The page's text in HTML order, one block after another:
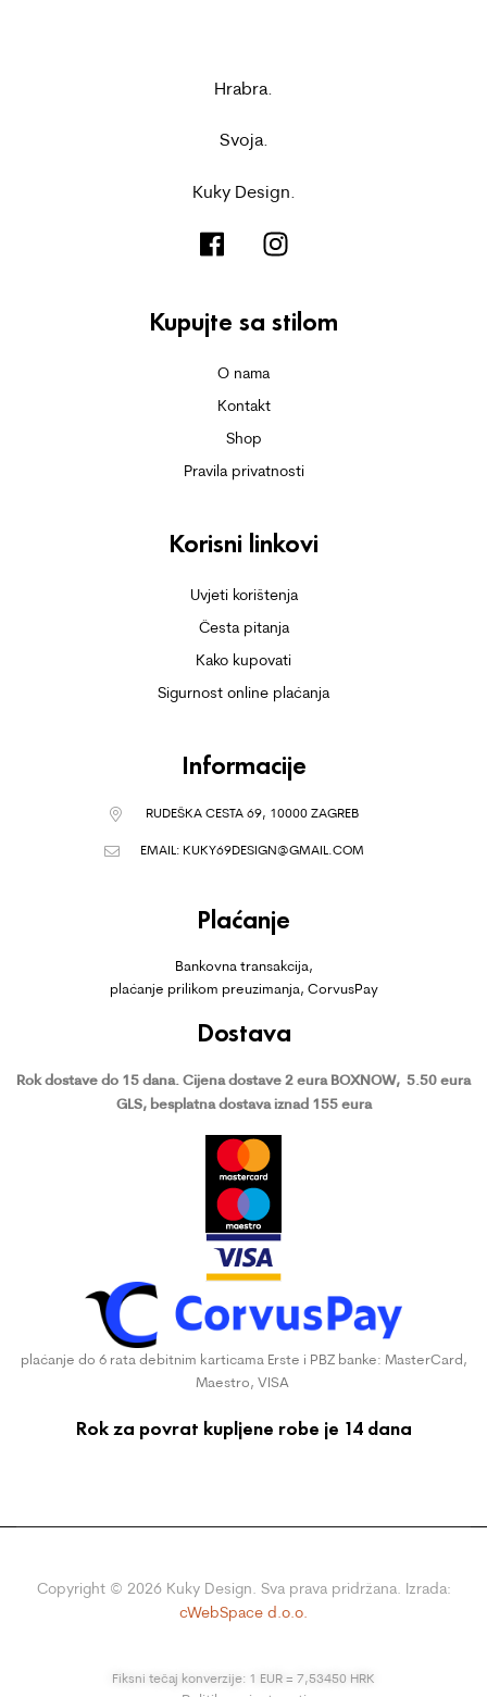
Hrabra.
Svoja.
Kuky Design.
Kupujte sa stilom
O nama
Kontakt
Shop
Pravila privatnosti
Korisni linkovi
Uvjeti korištenja
Česta pitanja
Kako kupovati
Sigurnost online plaćanja
Informacije
RUDEŠKA CESTA 69, 10000 ZAGREB
EMAIL: KUKY69DESIGN@GMAIL.COM
Plaćanje
Bankovna transakcija,
plaćanje prilikom preuzimanja, CorvusPay
Dostava
Rok dostave do 15 dana. Cijena dostave 2 eura BOXNOW, 5.50 eura
GLS, besplatna dostava iznad 155 eura
plaćanje do 6 rata debitnim karticama Erste i PBZ banke: MasterCard,
Maestro, VISA
Rok za povrat kupljene robe je 14 dana
Copyright © 2026Kuky Design. Sva prava pridržana. Izrada:
cWebSpace d.o.o.
Fiksni tečaj konverzije: 1 EUR = 7,53450 HRK